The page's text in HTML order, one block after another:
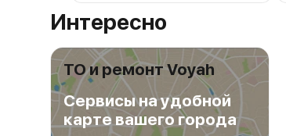
Интересно
ТО и ремонт Voyah
Сервисы на удобной
карте вашего города